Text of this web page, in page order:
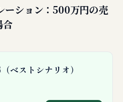
ーション：500万円の売
合
ベストシナリオ）